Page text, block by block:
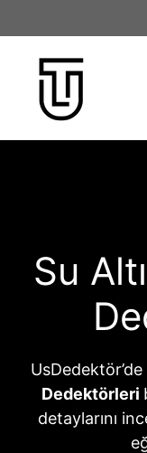
atla
Su
Dedektörleri
detaylarını